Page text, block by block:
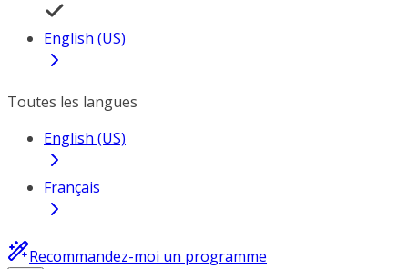
English (US)
Toutes les langues
English (US)
Français
Recommandez-moi un programme